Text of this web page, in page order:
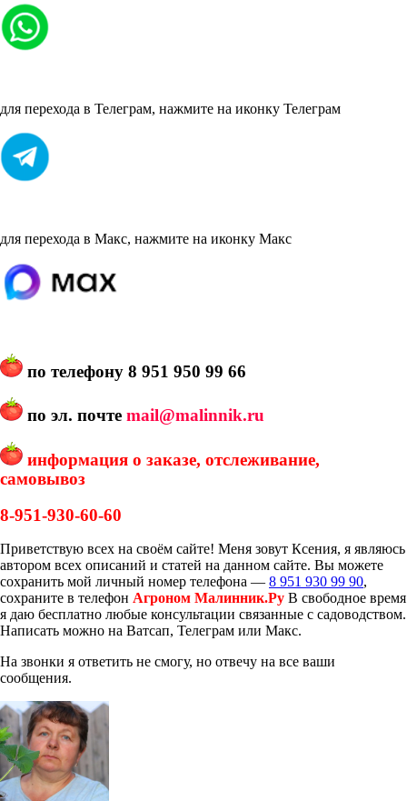
для перехода в Телеграм, нажмите на иконку Телеграм
для перехода в Макс, нажмите на иконку Макс
по телефону 8 951 950 99 66
по эл. почте mail@malinnik.ru
информация о заказе, отслеживание,
самовывоз
8-951-930-60-60
Приветствую всех на своём сайте! Меня зовут Ксения, я являюсь
автором всех описаний и статей на данном сайте. Вы можете
сохранить мой личный номер телефона — 8 951 930 99 90,
сохраните в телефон Агроном Малинник.Ру В свободное время
я даю бесплатно любые консультации связанные с садоводством.
Написать можно на Ватсап, Телеграм или Макс.
На звонки я ответить не смогу, но отвечу на все ваши
сообщения.